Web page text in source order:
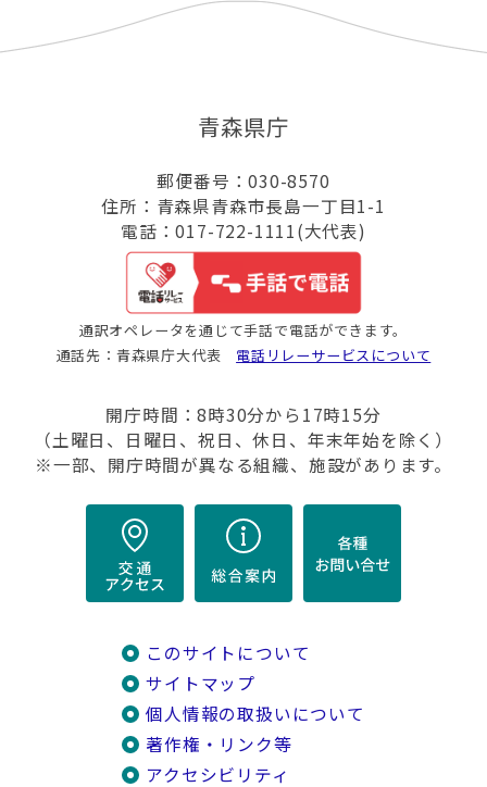
青森県庁
郵便番号：030-8570
住所：青森県青森市長島一丁目1-1
電話：017-722-1111(大代表)
通訳オペレータを通じて手話で電話ができます。
通話先：青森県庁大代表 電話リレーサービスについて
開庁時間：8時30分から17時15分
（土曜日、日曜日、祝日、休日、年末年始を除く）
※一部、開庁時間が異なる組織、施設があります。
このサイトについて
サイトマップ
個人情報の取扱いについて
著作権・リンク等
アクセシビリティ